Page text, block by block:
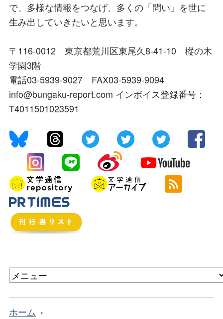
で、多様な情報をつなげ、多くの「問い」を世に
生み出していきたいと思います。
〒116-0012 東京都荒川区東尾久8-41-10 樅の木
学園3階
電話03-5939-9027 FAX03-5939-9094
info@bungaku-report.com インボイス登録番号：
T4011501023591
ホーム